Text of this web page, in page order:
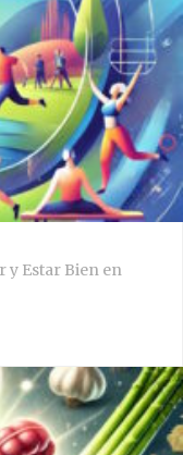
y Estar Bien en